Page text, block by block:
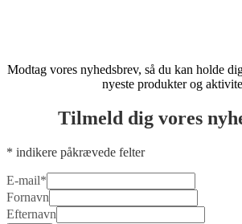
Modtag vores nyhedsbrev, så du kan holde
nyeste produkter og
Tilmeld dig vores
* indikere påkrævede felter
E-mail*
Fornavn
Efternavn